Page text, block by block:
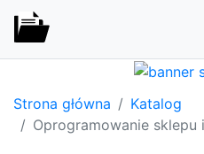
Strona główna
Katalog
Oprogramowanie sklepu